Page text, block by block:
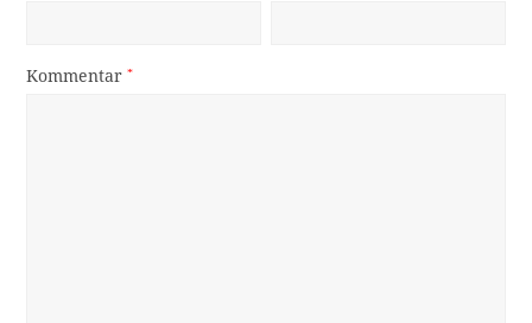
Kommentar*